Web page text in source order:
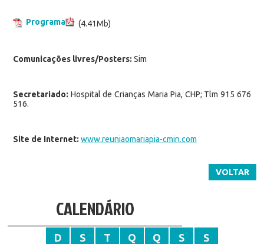
Programa (4.41Mb)
Comunicações livres/Posters: Sim
Secretariado: Hospital de Crianças Maria Pia, CHP; Tlm 915 676
516.
Site de Internet: www.reuniaomariapia-cmin.com
VOLTAR
CALENDÁRIO
D S T Q Q S
S